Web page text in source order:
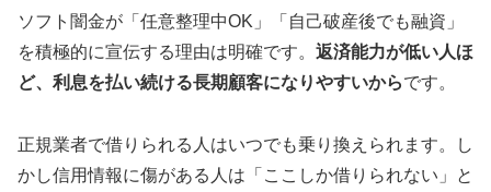
ソフト闇金が「任意整理中OK」「自己破産後でも融資」
を積極的に宣伝する理由は明確です。 返済能力が低い人ほ
ど、利息を払い続ける長期顧客になりやすいからです。
正規業者で借りられる人はいつでも乗り換えられます。し
かし信用情報に傷がある人は「ここしか借りられない」と